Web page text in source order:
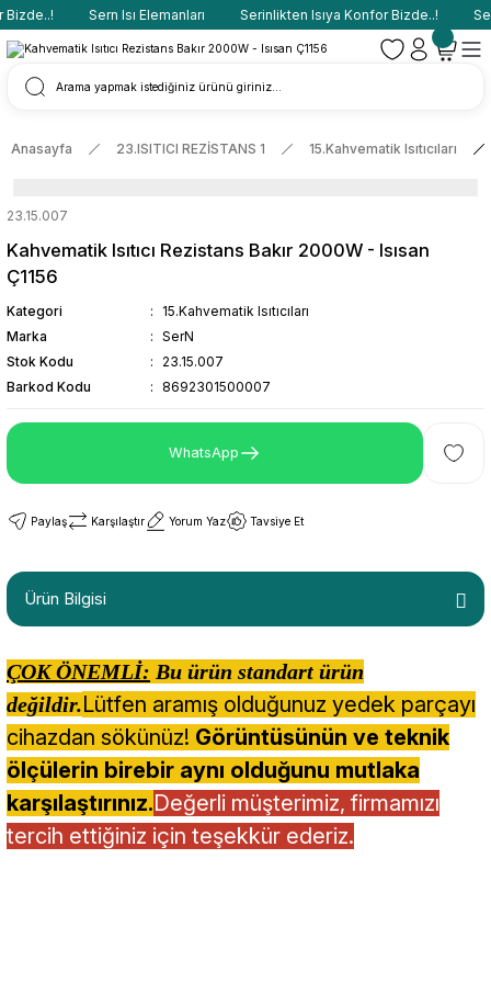
Sern Isı Elemanları Serinlikten Isıya Konfor Bizde..!
Anasayfa 23.ISITICI REZİSTANS 1 15.Kahvematik Isıtıcıları
23.15.007
Kahvematik Isıtıcı Rezistans Bakır 2000W - Isısan
Ç1156
Kategori
15.Kahvematik Isıtıcıları
Marka
SerN
Stok Kodu
23.15.007
Barkod Kodu
8692301500007
WhatsApp
Paylaş Karşılaştır Yorum Yaz Tavsiye Et
Ürün Bilgisi
ÇOK ÖNEMLİ: Bu ürün standart ürün
değildir.Lütfen aramış olduğunuz yedek parçayı
cihazdan sökünüz! Görüntüsünün ve teknik
ölçülerin birebir aynı olduğunu mutlaka
karşılaştırınız.Değerli müşterimiz, firmamızı
tercih ettiğiniz için teşekkür ederiz.